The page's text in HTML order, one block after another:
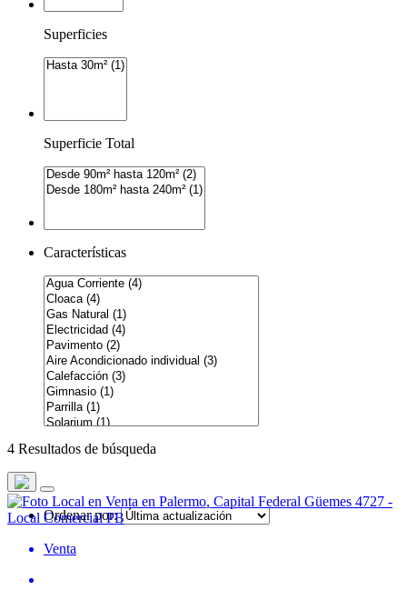
Superficies
Superficie Total
Características
4 Resultados de búsqueda
Ordenar por:
Venta